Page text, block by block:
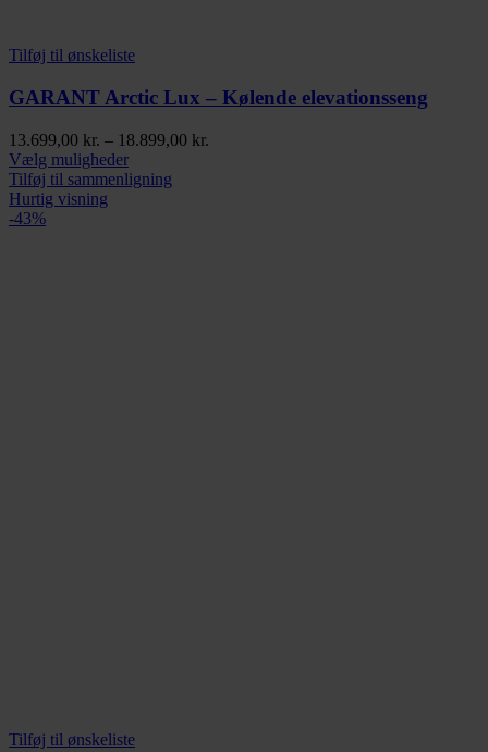
Tilføj til ønskeliste
GARANT Arctic Lux – Kølende elevationsseng
13.699,00 kr. – 18.899,00 kr.
Vælg mulighederDette
vare
Tilføj til sammenligning
Hurtig visning
-43%
Tilføj til ønskeliste